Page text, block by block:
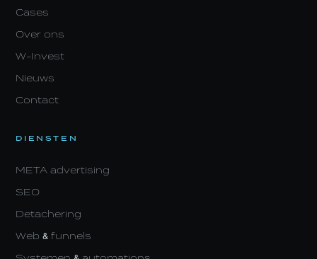
Cases
Over ons
W-Invest
Nieuws
Contact
DIENSTEN
META advertising
SEO
Detachering
Web & funnels